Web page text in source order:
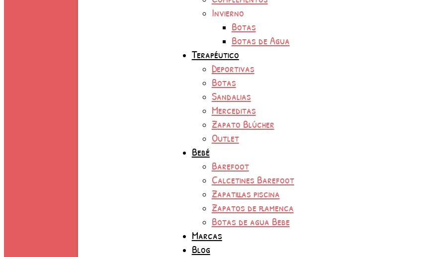
Invierno
Botas
Botas de Agua
Terapéutico
Deportivas
Botas
Sandalias
Merceditas
Zapato Blúcher
Outlet
Bebé
Barefoot
Calcetines Barefoot
Zapatillas piscina
Zapatos de flamenca
Botas de agua Bebe
Marcas
Blog